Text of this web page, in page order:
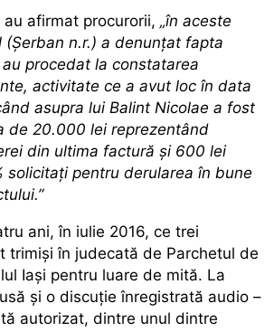
au afirmat procurorii,„în aceste
n.r.) a denunţat fapta
procedat la constatarea
activitate ce a avut loc în data
asupra lui Balint Nicolae a fost
de 20.000 lei reprezentând
din ultima factură şi 600 lei
solicitaţi pentru derularea în bune
ani, în iulie 2016, ce trei
trimiși în judecată de Parchetul de
Iași pentru luare de mită. La
și o discuţie înregistrată audio –
autorizat, dintre unul dintre